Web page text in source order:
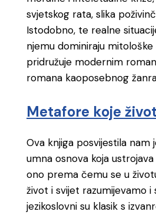
svjetskog rata, slika
Istodobno, te realne
njemu dominiraju
pridružuje modernim
romana kaoposebnog
Metafore koje
Ova knjiga posvijestila
umna osnova koja
ono prema čemu se u
život i svijet razumijevamo
jezikoslovni su klasik s